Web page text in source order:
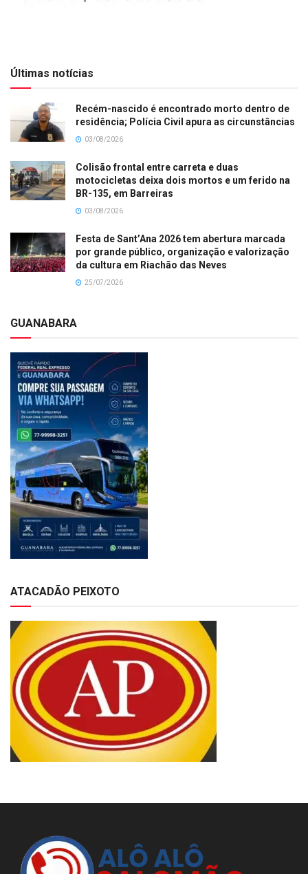
Últimas notícias
Recém-nascido é encontrado morto dentro de
residência; Polícia Civil apura as circunstâncias
03/08/2026
Colisão frontal entre carreta e duas
motocicletas deixa dois mortos e um ferido na
BR-135, em Barreiras
03/08/2026
Festa de Sant’Ana 2026 tem abertura marcada
por grande público, organização e valorização
da cultura em Riachão das Neves
25/07/2026
GUANABARA
ATACADÃO PEIXOTO